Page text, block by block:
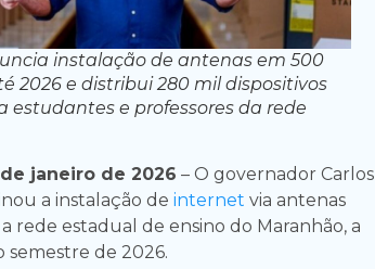
instalação de antenas em 500
2026 e distribui 280 mil dispositivos
estudantes e professores da rede
de janeiro de 2026 – O governador Carlos
a instalação de internet via antenas
rede estadual de ensino do Maranhão, a
de 2026.